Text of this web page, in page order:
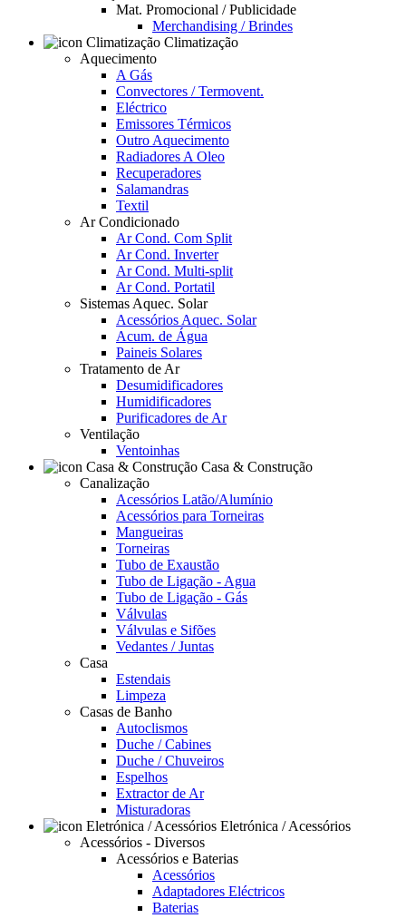
Mat. Promocional / Publicidade
Merchandising / Brindes
Climatização
Aquecimento
A Gás
Convectores / Termovent.
Eléctrico
Emissores Térmicos
Outro Aquecimento
Radiadores A Oleo
Recuperadores
Salamandras
Textil
Ar Condicionado
Ar Cond. Com Split
Ar Cond. Inverter
Ar Cond. Multi-split
Ar Cond. Portatil
Sistemas Aquec. Solar
Acessórios Aquec. Solar
Acum. de Água
Paineis Solares
Tratamento de Ar
Desumidificadores
Humidificadores
Purificadores de Ar
Ventilação
Ventoinhas
Casa & Construção
Canalização
Acessórios Latão/Alumínio
Acessórios para Torneiras
Mangueiras
Torneiras
Tubo de Exaustão
Tubo de Ligação - Agua
Tubo de Ligação - Gás
Válvulas
Válvulas e Sifões
Vedantes / Juntas
Casa
Estendais
Limpeza
Casas de Banho
Autoclismos
Duche / Cabines
Duche / Chuveiros
Espelhos
Extractor de Ar
Misturadoras
Eletrónica / Acessórios
Acessórios - Diversos
Acessórios e Baterias
Acessórios
Adaptadores Eléctricos
Baterias